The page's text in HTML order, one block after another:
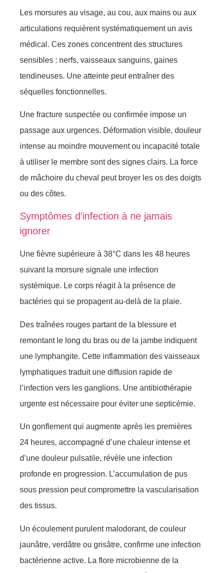
Les morsures au visage, au cou, aux mains ou aux
articulations requièrent systématiquement un avis
médical. Ces zones concentrent des structures
sensibles : nerfs, vaisseaux sanguins, gaines
tendineuses. Une atteinte peut entraîner des
séquelles fonctionnelles.
Une fracture suspectée ou confirmée impose un
passage aux urgences. Déformation visible, douleur
intense au moindre mouvement ou incapacité totale
à utiliser le membre sont des signes clairs. La force
de mâchoire du cheval peut broyer les os des doigts
ou des côtes.
Symptômes d’infection à ne jamais
ignorer
Une fièvre supérieure à 38°C dans les 48 heures
suivant la morsure signale une infection
systémique. Le corps réagit à la présence de
bactéries qui se propagent au-delà de la plaie.
Des traînées rouges partant de la blessure et
remontant le long du bras ou de la jambe indiquent
une lymphangite. Cette inflammation des vaisseaux
lymphatiques traduit une diffusion rapide de
l’infection vers les ganglions. Une antibiothérapie
urgente est nécessaire pour éviter une septicémie.
Un gonflement qui augmente après les premières
24 heures, accompagné d’une chaleur intense et
d’une douleur pulsatile, révèle une infection
profonde en progression. L’accumulation de pus
sous pression peut compromettre la vascularisation
des tissus.
Un écoulement purulent malodorant, de couleur
jaunâtre, verdâtre ou grisâtre, confirme une infection
bactérienne active. La flore microbienne de la